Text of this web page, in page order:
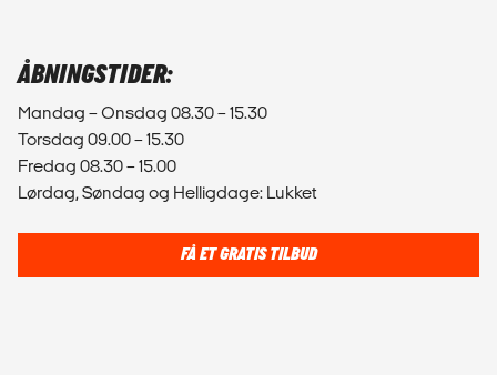
ÅBNINGSTIDER:
Mandag – Onsdag 08.30 – 15.30
Torsdag 09.00 – 15.30
Fredag 08.30 – 15.00
Lørdag, Søndag og Helligdage: Lukket
FÅ ET GRATIS TILBUD